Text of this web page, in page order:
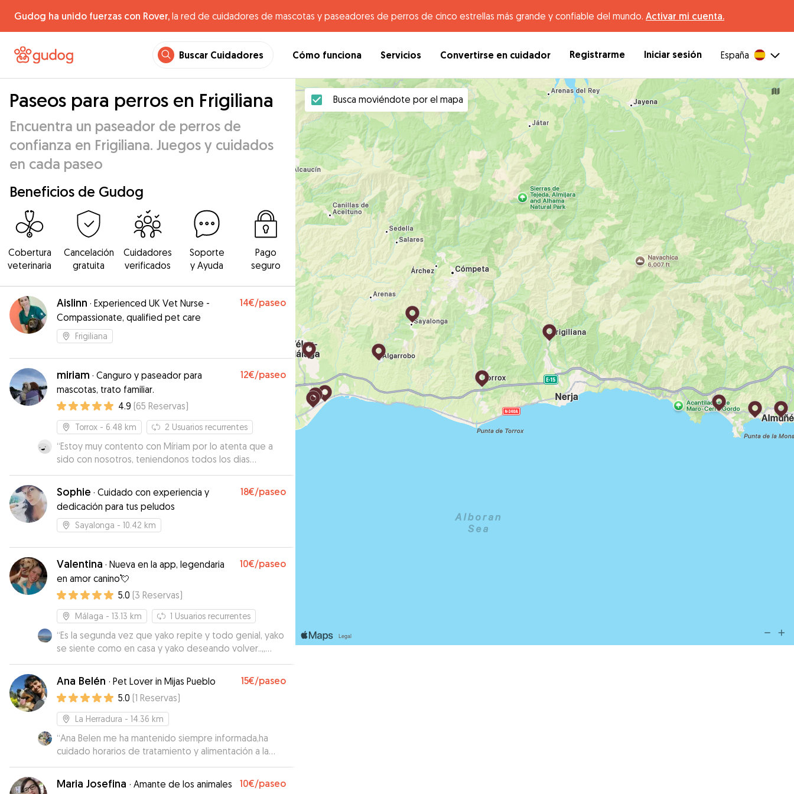
Gudog ha unido fuerzas con Rover, la red de cuidadores de mascotas y paseadores de perros de cinco estrellas más grande y confiable del mundo. Activar mi cuenta.
Buscar Cuidadores Cómo funciona Servicios Convertirse en cuidador Registrarme Iniciar sesión España
Paseos para perros en Frigiliana
Encuentra un paseador de perros de
confianza en Frigiliana. Juegos y cuidados
en cada paseo
Beneficios de Gudog
Cobertura
veterinaria
Cancelación
gratuita
Cuidadores
verificados
Soporte
y Ayuda
Pago
seguro
Aislinn · Experienced UK Vet Nurse -
Compassionate, qualified pet care
14€/paseo
Frigiliana
miriam · Canguro y paseador para
mascotas, trato familiar.
12€/paseo
4.9 (65 Reservas)
Torrox - 6.48 km 2 Usuarios recurrentes
“Estoy muy contento con Míriam por lo atenta que a
sido con nosotros, teniendonos todos los dias
informados. Estamos muy contentos con ella y seguro
que si en otro momento necesitamos cuidador para
Diana contaremos von ella. Gracias por tu dedicación y
buen hacer. ”
Sophie · Cuidado con experiencia y
dedicación para tus peludos
18€/paseo
Sayalonga - 10.42 km
Valentina · Nueva en la app, legendaria
en amor canino💘
10€/paseo
5.0 (3 Reservas)
Málaga - 13.13 km 1 Usuarios recurrentes
“Es la segunda vez que yako repite y todo genial, yako
se siente como en casa y yako deseando volver..,,
Valentina te mantiene informado en todo momento
de todo. Cariño no le falta…Recomendable 100%
Ana Belén · Pet Lover in Mijas Pueblo 15€/paseo
5.0 (1 Reservas)
La Herradura - 14.36 km
“Ana Belen me ha mantenido siempre informada,ha
cuidado horarios de tratamiento y alimentación a la
perfección y para mi lo más importante es lo feliz que
Duna se ha sentido en sus paseos etc.
Maria Josefina · Amante de los animales 10€/paseo
Busca moviéndote por el mapa